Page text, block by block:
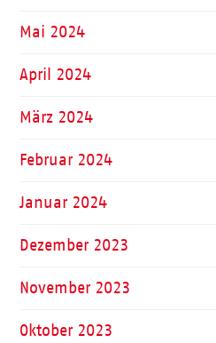
Mai 2024
April 2024
März 2024
Februar 2024
Januar 2024
Dezember 2023
November 2023
Oktober 2023